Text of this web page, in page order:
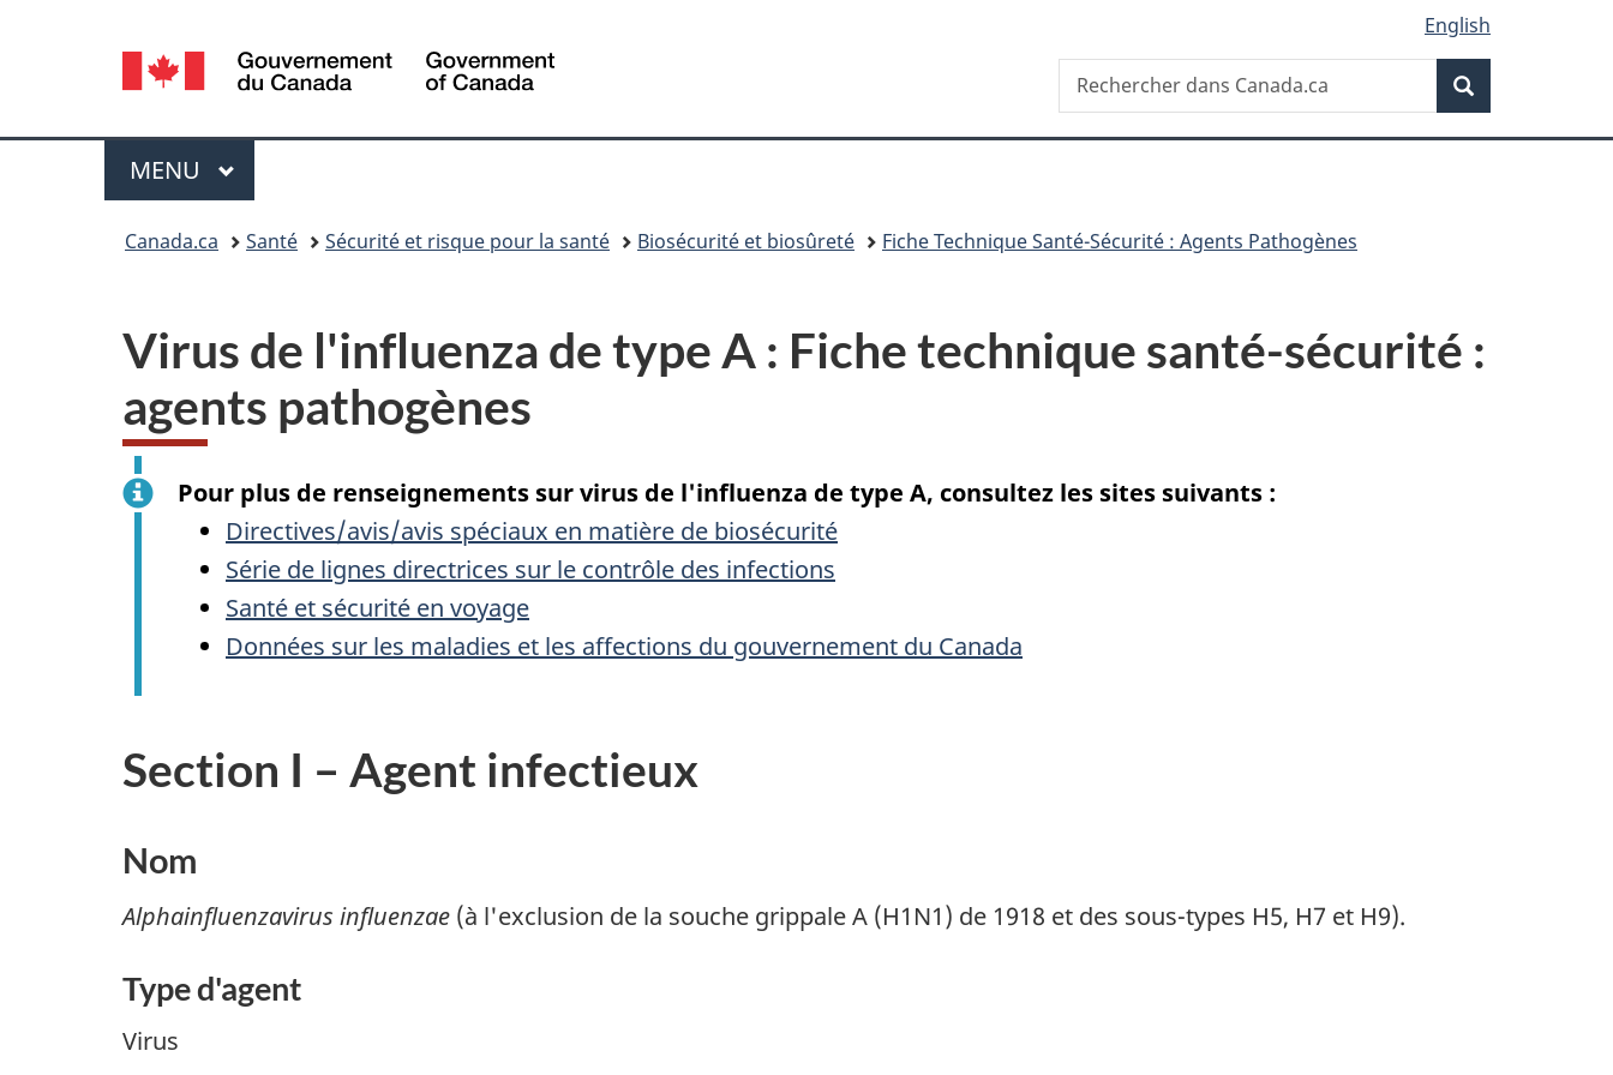
sujet
HTML
Sélection
de
la
langue
English
Canada
Recherche
Rechercher
dans
Menu
MENU PRINCIPAL
Canada.ca Santé Sécurité et risque pour la santé Biosécurité et biosûreté Fiche Technique Santé-Sécurité : Agents Pathogènes
Virus de l'influenza de type A : Fiche technique santé-sécurité :
agents pathogènes
Pour plus de renseignements sur virus de l'influenza de type A, consultez les sites suivants :
Directives/avis/avis spéciaux en matière de biosécurité
Série de lignes directrices sur le contrôle des infections
Santé et sécurité en voyage
Données sur les maladies et les affections du gouvernement du Canada
Section I – Agent infectieux
Nom
Alphainfluenzavirus influenzae (à l'exclusion de la souche grippale A (H1N1) de 1918 et des sous-types H5, H7 et H9).
Type d'agent
Virus